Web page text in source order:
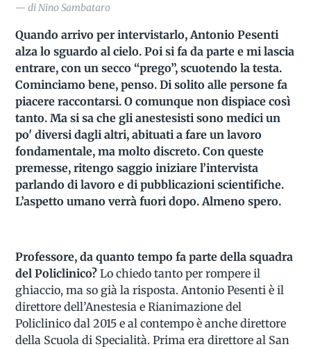
— di Nino Sambataro
Quando arrivo per intervistarlo, Antonio Pesenti
alza lo sguardo al cielo. Poi si fa da parte e mi lascia
entrare, con un secco “prego”, scuotendo la testa.
Cominciamo bene, penso. Di solito alle persone fa
piacere raccontarsi. O comunque non dispiace così
tanto. Ma si sa che gli anestesisti sono medici un
po' diversi dagli altri, abituati a fare un lavoro
fondamentale, ma molto discreto. Con queste
premesse, ritengo saggio iniziare l’intervista
parlando di lavoro e di pubblicazioni scientifiche.
L’aspetto umano verrà fuori dopo. Almeno spero.
Professore, da quanto tempo fa parte della squadra
del Policlinico?Lo chiedo tanto per rompere il
ghiaccio, ma so già la risposta. Antonio Pesenti è il
direttore dell’Anestesia e Rianimazione del
Policlinico dal 2015 e al contempo è anche direttore
della Scuola di Specialità. Prima era direttore al San